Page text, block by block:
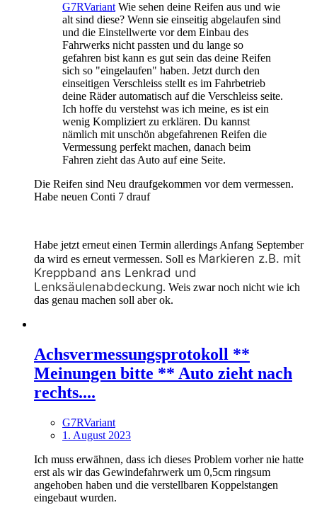
G7RVariantWie sehen deine Reifen aus und wie
alt sind diese? Wenn sie einseitig abgelaufen sind
und die Einstellwerte vor dem Einbau des
Fahrwerks nicht passten und du lange so
gefahren bist kann es gut sein das deine Reifen
sich so "eingelaufen" haben. Jetzt durch den
einseitigen Verschleiss stellt es im Fahrbetrieb
deine Räder automatisch auf die Verschleiss seite.
Ich hoffe du verstehst was ich meine, es ist ein
wenig Kompliziert zu erklären. Du kannst
nämlich mit unschön abgefahrenen Reifen die
Vermessung perfekt machen, danach beim
Fahren zieht das Auto auf eine Seite.
Die Reifen sind Neu draufgekommen vor dem vermessen.
Habe neuen Conti 7 drauf
Habe jetzt erneut einen Termin allerdings Anfang September
da wird es erneut vermessen. Soll es Markieren z.B. mit
Kreppband ans Lenkrad und
Lenksäulenabdeckung. Weis zwar noch nicht wie ich
das genau machen soll aber ok.
Achsvermessungsprotokoll **
Meinungen bitte ** Auto zieht nach
rechts....
G7RVariant
1. August 2023
Ich muss erwähnen, dass ich dieses Problem vorher nie hatte
erst als wir das Gewindefahrwerk um 0,5cm ringsum
angehoben haben und die verstellbaren Koppelstangen
eingebaut wurden.